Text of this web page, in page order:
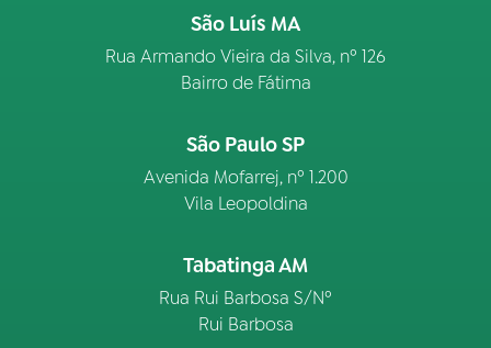
São Luís MA
Rua Armando Vieira da Silva, nº 126
Bairro de Fátima
São Paulo SP
Avenida Mofarrej, nº 1.200
Vila Leopoldina
Tabatinga AM
Rua Rui Barbosa S/Nº
Rui Barbosa